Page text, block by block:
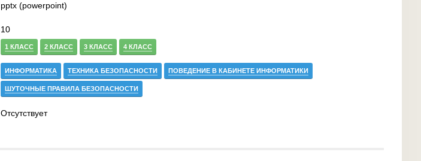
pptx (powerpoint)
10
1 КЛАСС 2 КЛАСС 3 КЛАСС 4 КЛАСС
ИНФОРМАТИКА ТЕХНИКА БЕЗОПАСНОСТИ ПОВЕДЕНИЕ В КАБИНЕТЕ ИНФОРМАТИКИ
ШУТОЧНЫЕ ПРАВИЛА БЕЗОПАСНОСТИ
Отсутствует